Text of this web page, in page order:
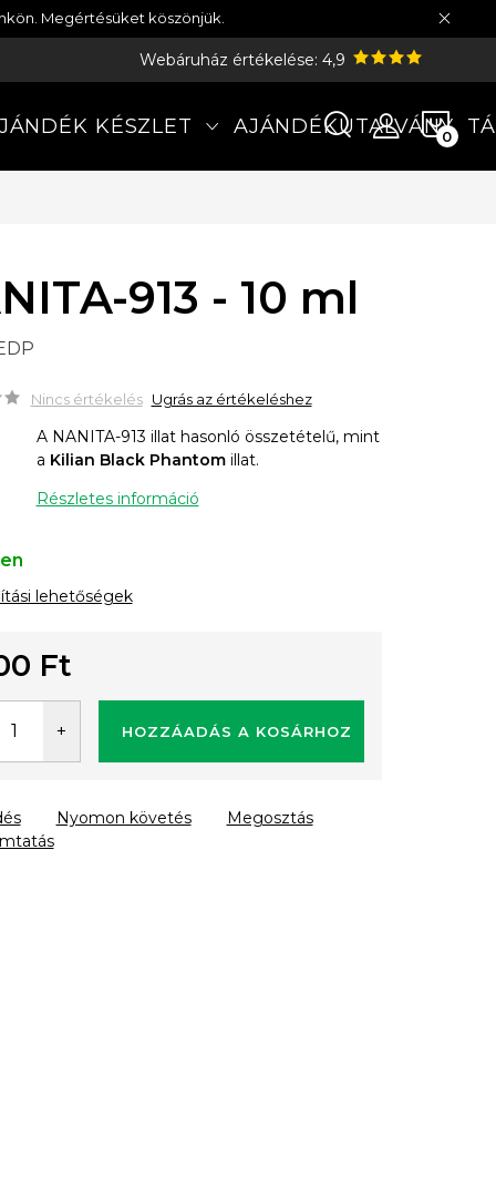
Megértésüket köszönjük.
Webáruház értékelése: 4,9
KÉSZLET AJÁNDÉKUTALVÁNY
913 - 10 ml
Nincs értékelés Ugrás az értékeléshez
A NANITA-913 illat hasonló összetételű, mint
a Kilian Black Phantomillat.
Részletes információ
lehetőségek
Ft
HOZZÁADÁS A KOSÁRHOZ
Nyomon követés Megosztás